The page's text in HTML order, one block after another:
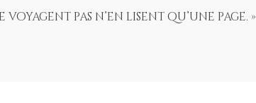
pas n’en lisent qu’une page. »